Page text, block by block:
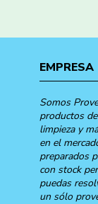
EMPRESA
Somos
productos
limpieza y
en el
preparados
con stock
puedas
un sólo